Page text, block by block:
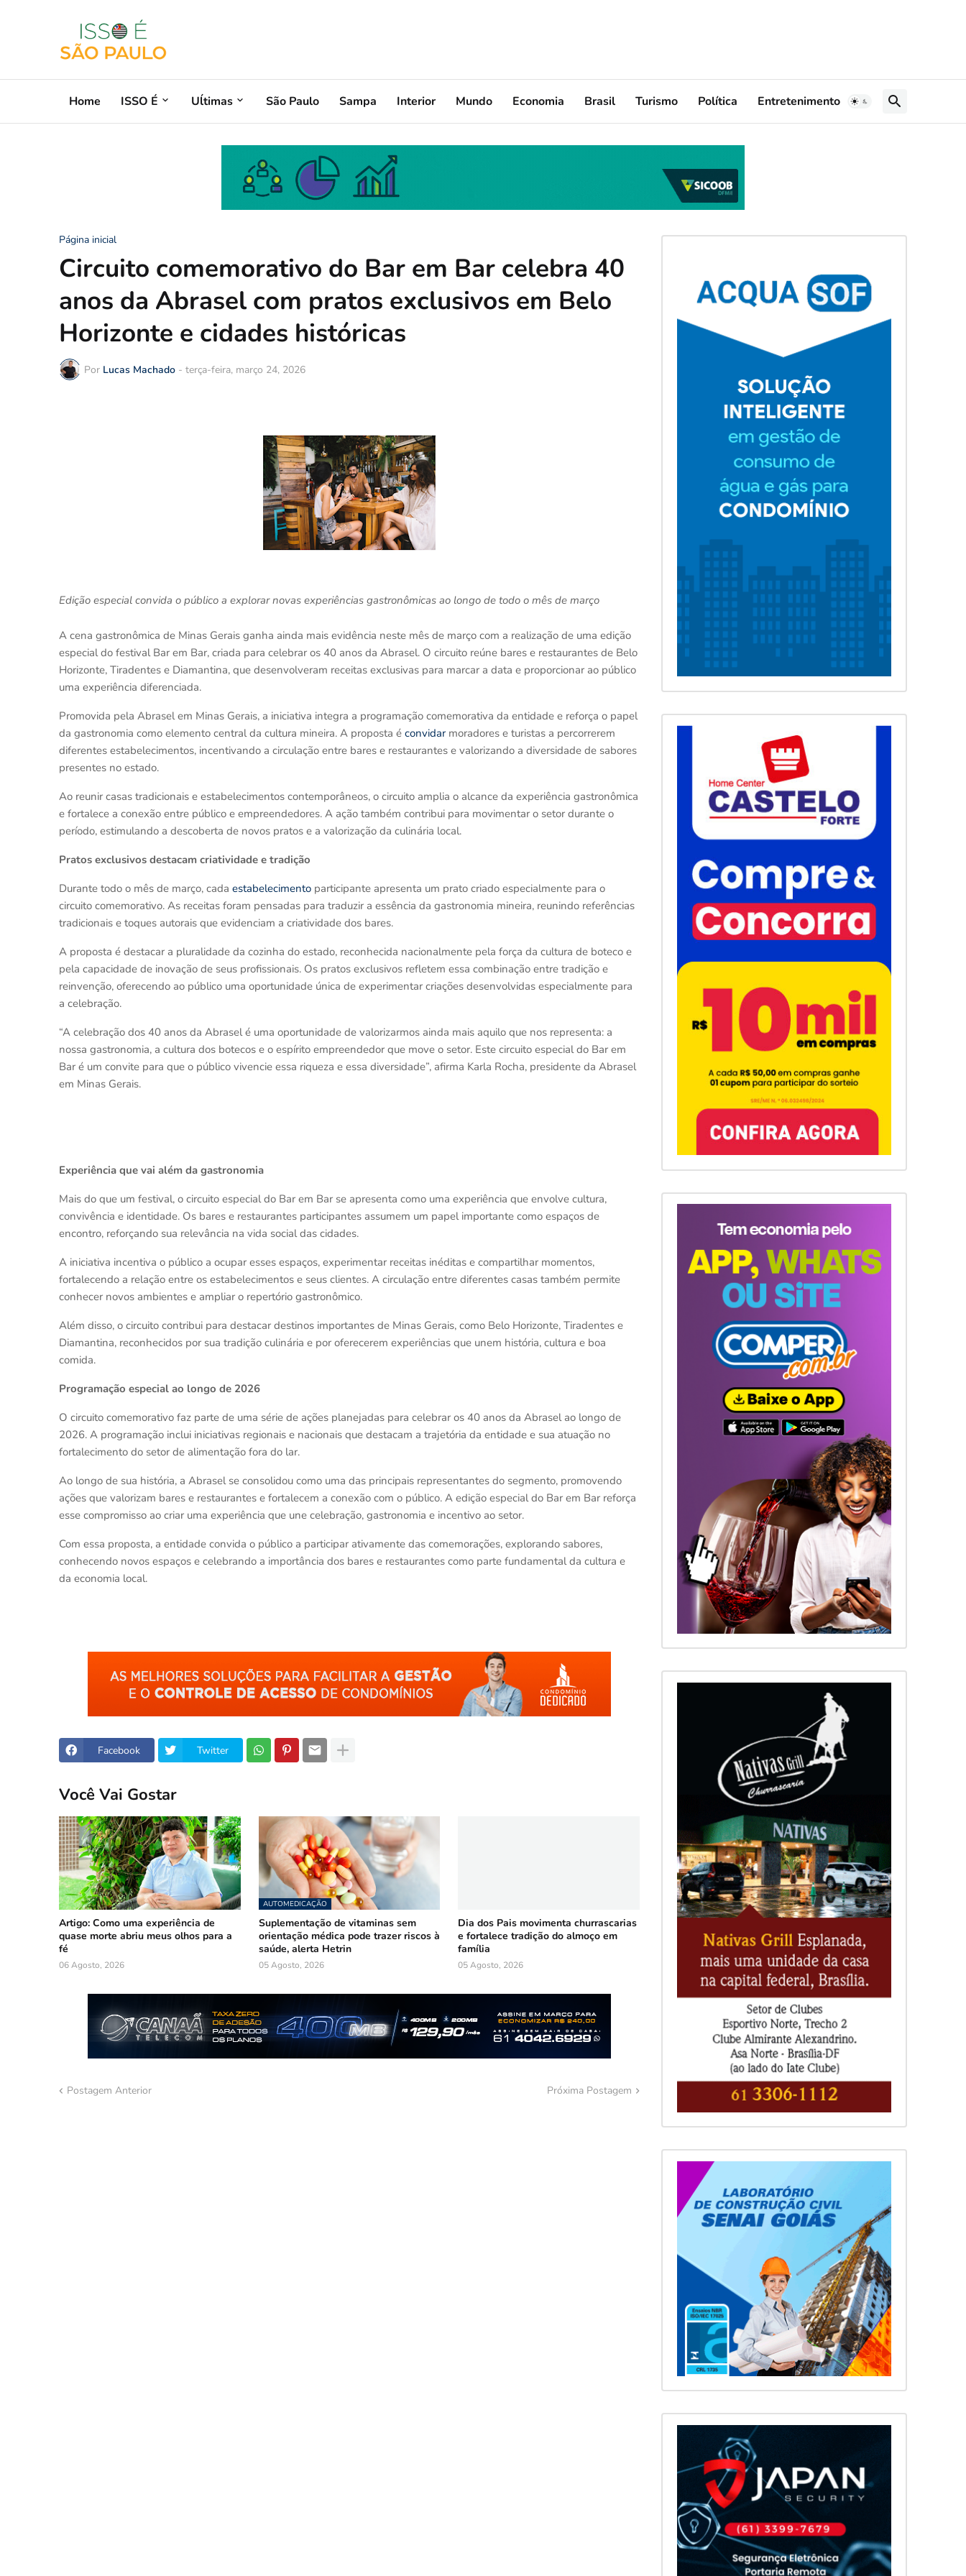
Home ISSO É Uĺtimas São Paulo Sampa Interior Mundo Economia Brasil Turismo Política Entretenimento
Página inicial
Circuito comemorativo do Bar em Bar celebra 40
anos da Abrasel com pratos exclusivos em Belo
Horizonte e cidades históricas
Por Lucas Machado - terça-feira, março 24, 2026
Edição especial convida o público a explorar novas experiências gastronômicas ao longo de todo o mês de março
A cena gastronômica de Minas Gerais ganha ainda mais evidência neste mês de março com a realização de uma edição
especial do festival Bar em Bar, criada para celebrar os 40 anos da Abrasel. O circuito reúne bares e restaurantes de Belo
Horizonte, Tiradentes e Diamantina, que desenvolveram receitas exclusivas para marcar a data e proporcionar ao público
uma experiência diferenciada.
Promovida pela Abrasel em Minas Gerais, a iniciativa integra a programação comemorativa da entidade e reforça o papel
da gastronomia como elemento central da cultura mineira. A proposta é convidarmoradores e turistas a percorrerem
diferentes estabelecimentos, incentivando a circulação entre bares e restaurantes e valorizando a diversidade de sabores
presentes no estado.
Ao reunir casas tradicionais e estabelecimentos contemporâneos, o circuito amplia o alcance da experiência gastronômica
e fortalece a conexão entre público e empreendedores. A ação também contribui para movimentar o setor durante o
período, estimulando a descoberta de novos pratos e a valorização da culinária local.
Pratos exclusivos destacam criatividade e tradição
Durante todo o mês de março, cada estabelecimento participante apresenta um prato criado especialmente para o
circuito comemorativo. As receitas foram pensadas para traduzir a essência da gastronomia mineira, reunindo referências
tradicionais e toques autorais que evidenciam a criatividade dos bares.
A proposta é destacar a pluralidade da cozinha do estado, reconhecida nacionalmente pela força da cultura de boteco e
pela capacidade de inovação de seus profissionais. Os pratos exclusivos refletem essa combinação entre tradição e
reinvenção, oferecendo ao público uma oportunidade única de experimentar criações desenvolvidas especialmente para
a celebração.
“A celebração dos 40 anos da Abrasel é uma oportunidade de valorizarmos ainda mais aquilo que nos representa: a
nossa gastronomia, a cultura dos botecos e o espírito empreendedor que move o setor. Este circuito especial do Bar em
Bar é um convite para que o público vivencie essa riqueza e essa diversidade”, afirma Karla Rocha, presidente da Abrasel
em Minas Gerais.
Experiência que vai além da gastronomia
Mais do que um festival, o circuito especial do Bar em Bar se apresenta como uma experiência que envolve cultura,
convivência e identidade. Os bares e restaurantes participantes assumem um papel importante como espaços de
encontro, reforçando sua relevância na vida social das cidades.
A iniciativa incentiva o público a ocupar esses espaços, experimentar receitas inéditas e compartilhar momentos,
fortalecendo a relação entre os estabelecimentos e seus clientes. A circulação entre diferentes casas também permite
conhecer novos ambientes e ampliar o repertório gastronômico.
Além disso, o circuito contribui para destacar destinos importantes de Minas Gerais, como Belo Horizonte, Tiradentes e
Diamantina, reconhecidos por sua tradição culinária e por oferecerem experiências que unem história, cultura e boa
comida.
Programação especial ao longo de 2026
O circuito comemorativo faz parte de uma série de ações planejadas para celebrar os 40 anos da Abrasel ao longo de
2026. A programação inclui iniciativas regionais e nacionais que destacam a trajetória da entidade e sua atuação no
fortalecimento do setor de alimentação fora do lar.
Ao longo de sua história, a Abrasel se consolidou como uma das principais representantes do segmento, promovendo
ações que valorizam bares e restaurantes e fortalecem a conexão com o público. A edição especial do Bar em Bar reforça
esse compromisso ao criar uma experiência que une celebração, gastronomia e incentivo ao setor.
Com essa proposta, a entidade convida o público a participar ativamente das comemorações, explorando sabores,
conhecendo novos espaços e celebrando a importância dos bares e restaurantes como parte fundamental da cultura e
da economia local.
Facebook Twitter
Você Vai Gostar
Artigo: Como uma experiência de
quase morte abriu meus olhos para a
fé
06 Agosto, 2026
AUTOMEDICAÇÃO
Suplementação de vitaminas sem
orientação médica pode trazer riscos à
saúde, alerta Hetrin
05 Agosto, 2026
Dia dos Pais movimenta churrascarias
e fortalece tradição do almoço em
família
05 Agosto, 2026
Postagem Anterior Próxima Postagem